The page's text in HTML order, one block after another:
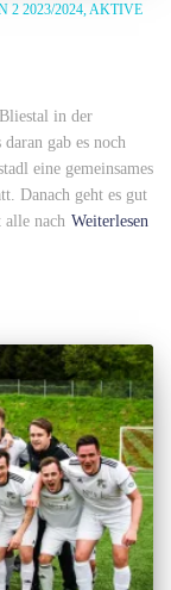
2 2023/2024 AKTIVE
in der
gab es noch
eine gemeinsames
Danach geht es gut
alle nach Weiterlesen